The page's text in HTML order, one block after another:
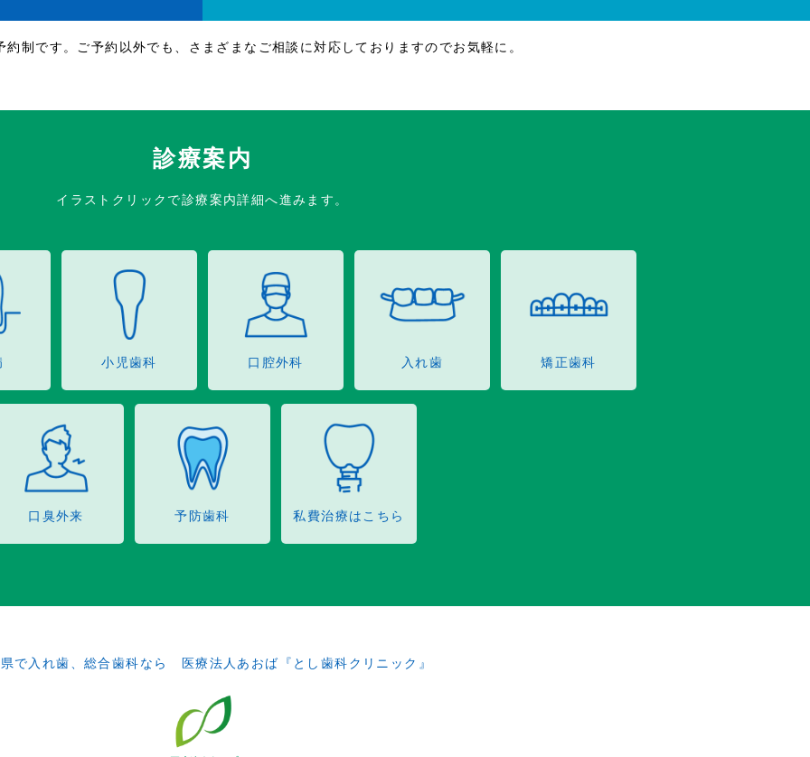
約制です。ご予約以外でも、さまざまなご相談に対応しておりますのでお気軽に。
診療案内
イラストクリックで診療案内詳細へ進みます。
小児歯科 口腔外科 入れ歯 矯正歯科
口臭外来 予防歯科 私費治療はこちら
で入れ歯、総合歯科なら 医療法人あおば『とし歯科クリニック』